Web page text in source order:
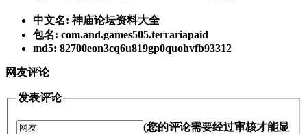
中文名: 神庙论坛资料大全
包名: com.and.games505.terrariapaid
md5: 82700eon3cq6u819gp0quohvfb93312
网友评论
发表评论
(您的评论需要经过审核才能显